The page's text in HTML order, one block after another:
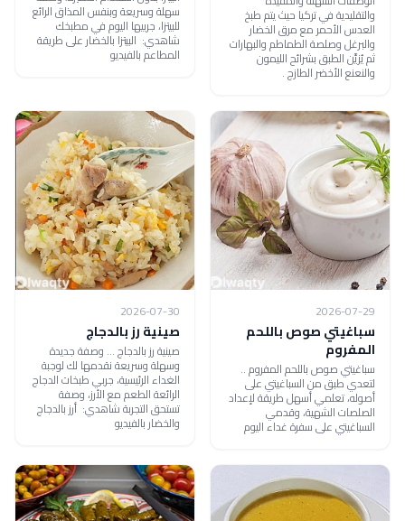
والتقليدية في تركيا حيث يتم طبخ
العدس الأحمر مع مرق الخضار
والبرغل وصلصة الطماطم والبهارات
ثم يُزيَّن الطبق بشرائح الليمون
والنعنع الأخضر الطازج .
سهلة وسريعة وبنفس المذاق الرائع
للبيتزا، جربيها اليوم في مطبخك
شاهدي: البيتزا بالخضار على طريقة
المطاعم بالفيديو
2026-07-29
سباغيتي صوص باللحم
المفروم
سباغيتي صوص باللحم المفروم ..
لتعدي طبق من السباغيتي على
أصوله، تعلمي أسهل طريقة لإعداد
الصلصات الشهية، وقدمي
السباغيتي على سفرة غداء اليوم
2026-07-30
صينية رز بالدجاج
صينية رز بالدجاج ... وصفة جديدة
وسهلة وسريعة نقدمها لك لوجبة
الغداء الرئيسية، جربي طبخات الدجاج
الرائعة الطعم مع الأرز، وصفة
تستحق التجربة شاهدي: أرز بالدجاج
والخضار بالفيديو